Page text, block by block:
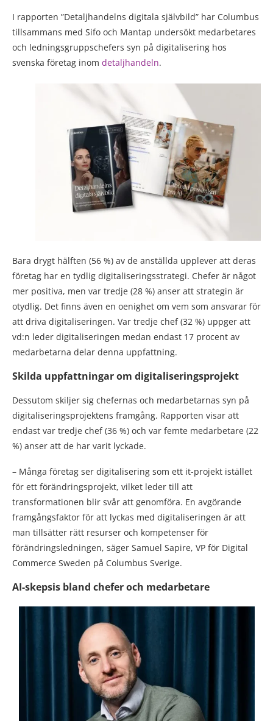
I rapporten ”Detaljhandelns digitala självbild” har Columbus
tillsammans med Sifo och Mantap undersökt medarbetares
och ledningsgruppschefers syn på digitalisering hos
svenska företag inom detaljhandeln.
Bara drygt hälften (56 %) av de anställda upplever att deras
företag har en tydlig digitaliseringsstrategi. Chefer är något
mer positiva, men var tredje (28 %) anser att strategin är
otydlig. Det finns även en oenighet om vem som ansvarar för
att driva digitaliseringen. Var tredje chef (32 %) uppger att
vd:n leder digitaliseringen medan endast 17 procent av
medarbetarna delar denna uppfattning.
Skilda uppfattningar om digitaliseringsprojekt
Dessutom skiljer sig chefernas och medarbetarnas syn på
digitaliseringsprojektens framgång. Rapporten visar att
endast var tredje chef (36 %) och var femte medarbetare (22
%) anser att de har varit lyckade.
– Många företag ser digitalisering som ett it-projekt istället
för ett förändringsprojekt, vilket leder till att
transformationen blir svår att genomföra. En avgörande
framgångsfaktor för att lyckas med digitaliseringen är att
man tillsätter rätt resurser och kompetenser för
förändringsledningen, säger Samuel Sapire, VP för Digital
Commerce Sweden på Columbus Sverige.
AI-skepsis bland chefer och medarbetare